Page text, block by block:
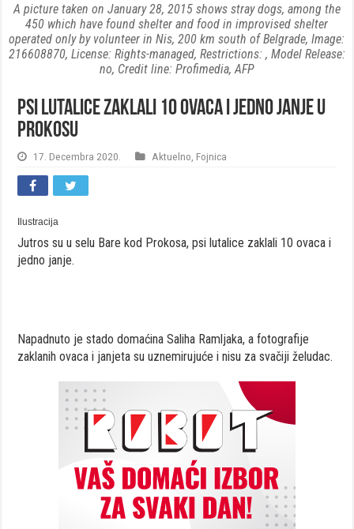
A picture taken on January 28, 2015 shows stray dogs, among the
450 which have found shelter and food in improvised shelter
operated only by volunteer in Nis, 200 km south of Belgrade, Image:
216608870, License: Rights-managed, Restrictions: , Model Release:
no, Credit line: Profimedia, AFP
Psi lutalice zaklali 10 ovaca i jedno janje u
Prokosu
17. Decembra 2020. Aktuelno Fojnica
Ilustracija
Jutros su u selu Bare kod Prokosa, psi lutalice zaklali 10 ovaca i
jedno janje.
Napadnuto je stado domaćina Saliha Ramljaka, a fotografije
zaklanih ovaca i janjeta su uznemirujuće i nisu za svačiji želudac.